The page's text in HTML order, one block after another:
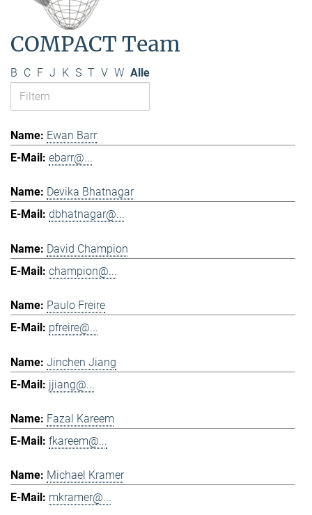
COMPACT Team
B C F J K S T V W Alle
Ewan Barr
ebarr@...
Devika Bhatnagar
dbhatnagar@...
David Champion
champion@...
Paulo Freire
pfreire@...
Jinchen Jiang
jjiang@...
Fazal Kareem
fkareem@...
Michael Kramer
mkramer@...